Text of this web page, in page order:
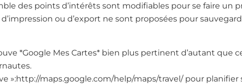
des points d’intérêts sont modifiables pour se faire un
ou d’export ne sont proposées pour
*Google Mes Cartes* bien plus pertinent d’autant que
»:http://maps.google.com/help/maps/travel/ pour planifier